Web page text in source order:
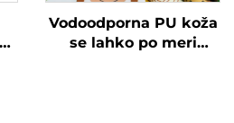
Vodoodporna PU koža
se lahko po meri